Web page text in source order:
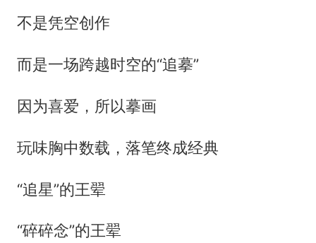
不是凭空创作
而是一场跨越时空的“追摹”
因为喜爱，所以摹画
玩味胸中数载，落笔终成经典
“追星”的王翚
“碎碎念”的王翚